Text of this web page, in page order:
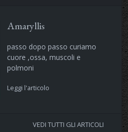
Amaryllis
passo dopo passo curiamo
cuore ,ossa, muscoli e
polmoni
Leggi l'articolo
VEDI TUTTI GLI ARTICOLI